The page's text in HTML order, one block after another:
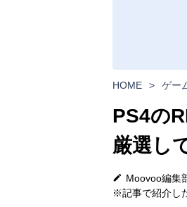
HOME > ゲー
PS4の
厳選し
Moovoo編集
※記事で紹介し